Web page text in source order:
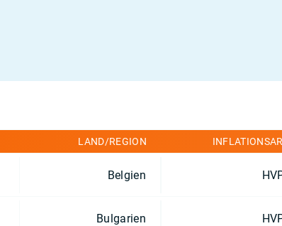
LAND/REGION
Belgien
Bulgarien